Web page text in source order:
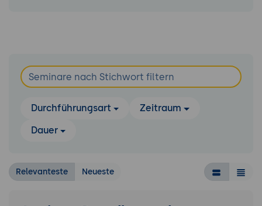
Durchführungsart
Zeitraum
Dauer
Relevanteste Neueste